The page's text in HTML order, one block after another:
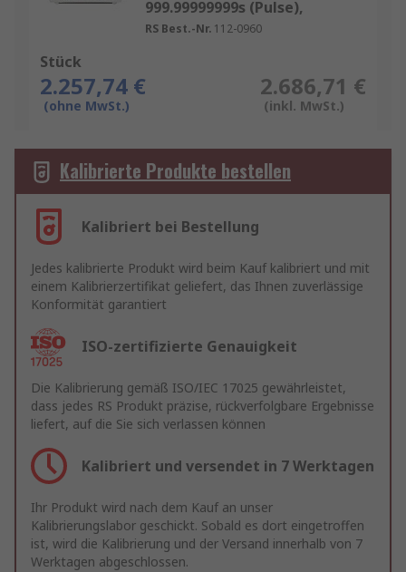
999.99999999s (Pulse),
RS Best.-Nr. 112-0960
Stück
2.257,74 €
(ohne MwSt.)
2.686,71 €
(inkl. MwSt.)
Kalibrierte Produkte bestellen
Kalibriert bei Bestellung
Jedes kalibrierte Produkt wird beim Kauf kalibriert und mit
einem Kalibrierzertifikat geliefert, das Ihnen zuverlässige
Konformität garantiert
ISO-zertifizierte Genauigkeit
Die Kalibrierung gemäß ISO/IEC 17025 gewährleistet,
dass jedes RS Produkt präzise, rückverfolgbare Ergebnisse
liefert, auf die Sie sich verlassen können
Kalibriert und versendet in 7 Werktagen
Ihr Produkt wird nach dem Kauf an unser
Kalibrierungslabor geschickt. Sobald es dort eingetroffen
ist, wird die Kalibrierung und der Versand innerhalb von 7
Werktagen abgeschlossen.